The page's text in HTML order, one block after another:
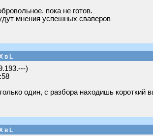
пока не готов.
мнения успешных сваперов
в L
)
один, с разбора находишь короткий
в L